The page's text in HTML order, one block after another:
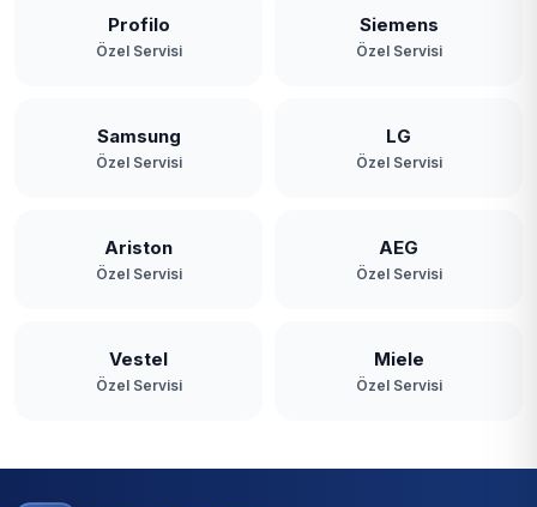
Profilo
Özel Servisi
Siemens
Özel Servisi
Samsung
Özel Servisi
LG
Özel Servisi
Ariston
Özel Servisi
AEG
Özel Servisi
Vestel
Özel Servisi
Miele
Özel Servisi